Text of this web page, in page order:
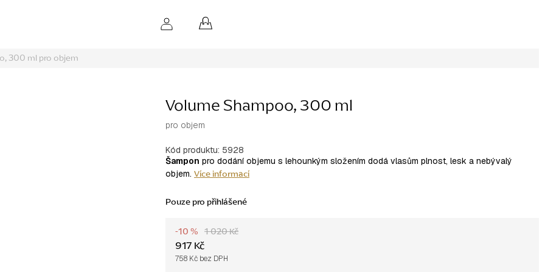
NÁKUPNÍ
KOŠÍK
300 ml pro objem
Volume Shampoo, 300 ml
pro objem
Kód produktu: 5928
Šampon pro dodání objemu s lehounkým složením dodá vlasům plnost, lesk a nebývalý
objem. Více informací
Pouze pro přihlášené
1 020 Kč
-10 %
917 Kč
758 Kč bez DPH